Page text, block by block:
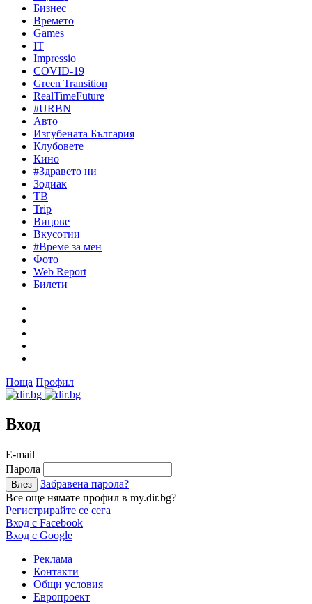
Бизнес
Времето
Games
IT
Impressio
COVID-19
Green Transition
RealTimeFuture
#URBN
Авто
Изгубената България
Клубовете
Кино
#Здравето ни
Зодиак
ТВ
Trip
Вицове
Вкусотии
#Време за мен
Фото
Web Report
Билети
Поща Профил
Вход
Е-mail
Парола
Забравена парола?
Все още нямате профил в my.dir.bg?
Регистрирайте се сега
Вход с Facebook
Вход с Google
Реклама
Контакти
Общи условия
Европроект